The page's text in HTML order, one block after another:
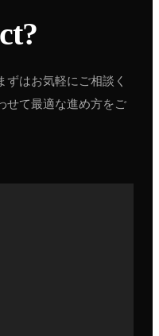
?
ずはお気軽にご相談く
せて最適な進め方をご